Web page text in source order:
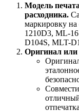
Модель
расходника.
маркировку
1210D3, ML-
D104S, MLT-
Оригинал или